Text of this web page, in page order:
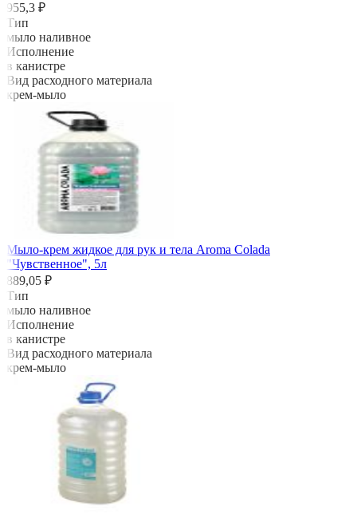
955,3 ₽
Тип
мыло наливное
Исполнение
в канистре
Вид расходного материала
крем-мыло
Мыло-крем жидкое для рук и тела Aroma Colada
"Чувственное", 5л
889,05 ₽
Тип
мыло наливное
Исполнение
в канистре
Вид расходного материала
крем-мыло